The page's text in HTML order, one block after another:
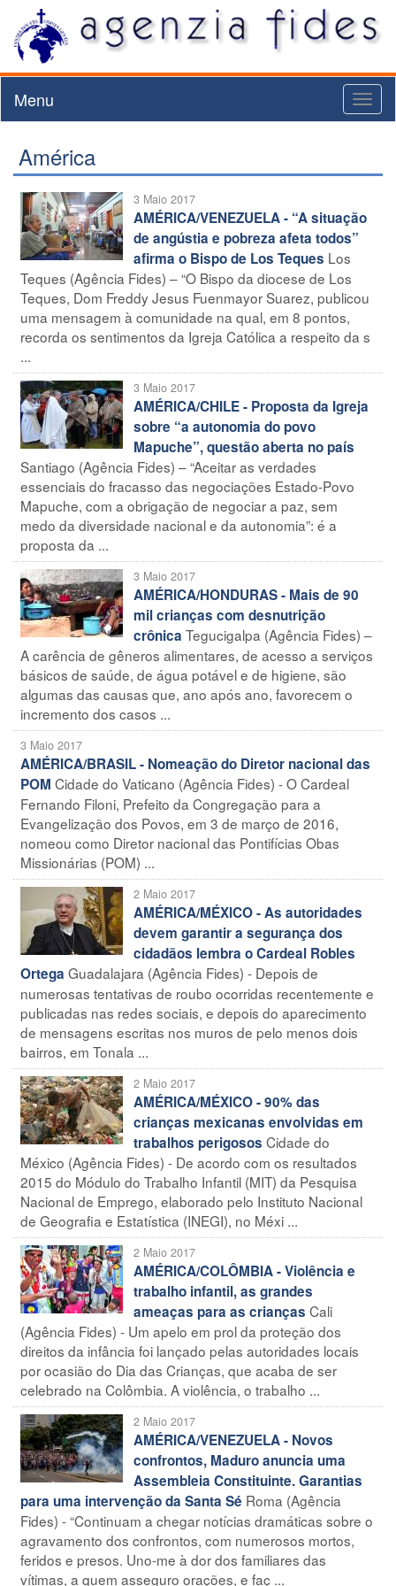
Menu
América
3 Maio 2017
AMÉRICA/VENEZUELA - “A situação
de angústia e pobreza afeta todos”
afirma o Bispo de Los Teques Los
Teques (Agência Fides) – “O Bispo da diocese de Los
Teques, Dom Freddy Jesus Fuenmayor Suarez, publicou
uma mensagem à comunidade na qual, em 8 pontos,
recorda os sentimentos da Igreja Católica a respeito da s
...
3 Maio 2017
AMÉRICA/CHILE - Proposta da Igreja
sobre “a autonomia do povo
Mapuche”, questão aberta no país
Santiago (Agência Fides) – “Aceitar as verdades
essenciais do fracasso das negociações Estado-Povo
Mapuche, com a obrigação de negociar a paz, sem
medo da diversidade nacional e da autonomia”: é a
proposta da ...
3 Maio 2017
AMÉRICA/HONDURAS - Mais de 90
mil crianças com desnutrição
crônica Tegucigalpa (Agência Fides) –
A carência de gêneros alimentares, de acesso a serviços
básicos de saúde, de água potável e de higiene, são
algumas das causas que, ano após ano, favorecem o
incremento dos casos ...
3 Maio 2017
AMÉRICA/BRASIL - Nomeação do Diretor nacional das
POM Cidade do Vaticano (Agência Fides) - O Cardeal
Fernando Filoni, Prefeito da Congregação para a
Evangelização dos Povos, em 3 de março de 2016,
nomeou como Diretor nacional das Pontifícias Obas
Missionárias (POM) ...
2 Maio 2017
AMÉRICA/MÉXICO - As autoridades
devem garantir a segurança dos
cidadãos lembra o Cardeal Robles
Ortega Guadalajara (Agência Fides) - Depois de
numerosas tentativas de roubo ocorridas recentemente e
publicadas nas redes sociais, e depois do aparecimento
de mensagens escritas nos muros de pelo menos dois
bairros, em Tonala ...
2 Maio 2017
AMÉRICA/MÉXICO - 90% das
crianças mexicanas envolvidas em
trabalhos perigosos Cidade do
México (Agência Fides) - De acordo com os resultados
2015 do Módulo do Trabalho Infantil (MIT) da Pesquisa
Nacional de Emprego, elaborado pelo Instituto Nacional
de Geografia e Estatística (INEGI), no Méxi ...
2 Maio 2017
AMÉRICA/COLÔMBIA - Violência e
trabalho infantil, as grandes
ameaças para as crianças Cali
(Agência Fides) - Um apelo em prol da proteção dos
direitos da infância foi lançado pelas autoridades locais
por ocasião do Dia das Crianças, que acaba de ser
celebrado na Colômbia. A violência, o trabalho ...
2 Maio 2017
AMÉRICA/VENEZUELA - Novos
confrontos, Maduro anuncia uma
Assembleia Constituinte. Garantias
para uma intervenção da Santa Sé Roma (Agência
Fides) - “Continuam a chegar notícias dramáticas sobre o
agravamento dos confrontos, com numerosos mortos,
feridos e presos. Uno-me à dor dos familiares das
vítimas, a quem asseguro orações, e faç ...